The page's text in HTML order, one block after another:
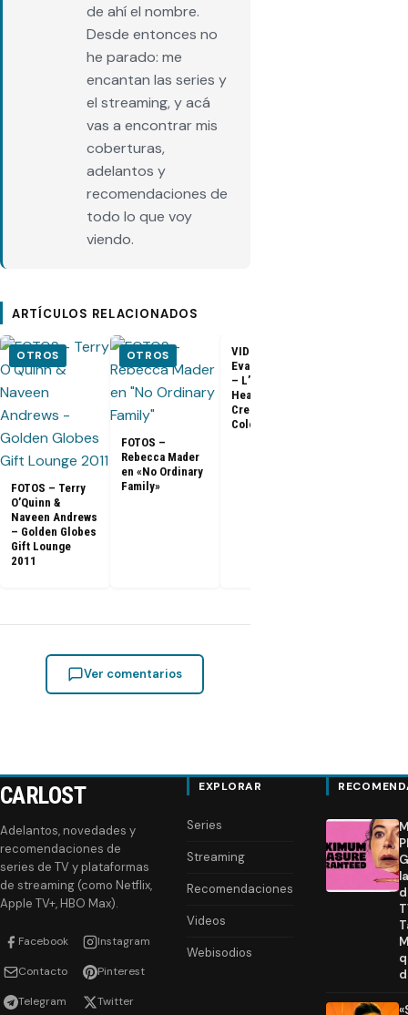
de ahí el nombre.
Desde entonces no
he parado: me
encantan las series y
el streaming, y acá
vas a encontrar mis
coberturas,
adelantos y
recomendaciones de
todo lo que voy
viendo.
ARTÍCULOS RELACIONADOS
OTROS
FOTOS – Terry
O’Quinn &
Naveen Andrews
– Golden Globes
Gift Lounge
2011
OTROS
FOTOS –
Rebecca Mader
en «No Ordinary
Family»
VIDEO –
Evangeline Lilly
– L’Oreal
Healthy Look
Creme Gloss
Color [HD]
Ver comentarios
CARLOST
Adelantos, novedades y
recomendaciones de
series de TV y plataformas
de streaming (como Netflix,
Apple TV+, HBO Max).
Facebook Instagram
Contacto Pinterest
Telegram Twitter
EXPLORAR
Series
Streaming
Recomendaciones
Videos
Webisodios